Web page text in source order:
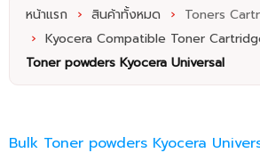
หน้าแรก › สินค้าทั้งหมด › Toners
› Kyocera Compatible Toner
Toner powders Kyocera Universal
Bulk Toner powders Kyocera